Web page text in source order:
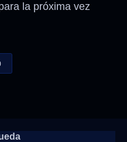
la próxima vez